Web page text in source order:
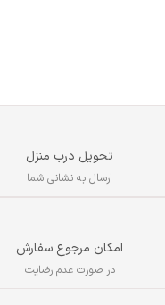
تحویل درب منزل
ارسال به نشانی شما
امکان مرجوع سفارش
در صورت عدم رضایت